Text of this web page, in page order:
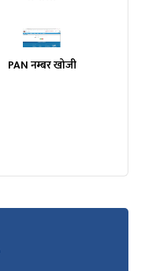
PAN नम्बर खोजी